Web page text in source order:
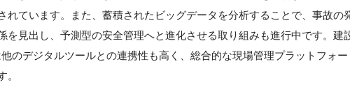
れています。また、蓄積されたビッグデータを分析することで、事故の
を見出し、予測型の安全管理へと進化させる取り組みも進行中です。建
のデジタルツールとの連携性も高く、総合的な現場管理プラットフォー
。